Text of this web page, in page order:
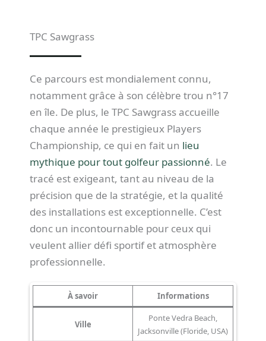
TPC Sawgrass
Ce parcours est mondialement connu,
notamment grâce à son célèbre trou n°17
en île. De plus, le TPC Sawgrass accueille
chaque année le prestigieux Players
Championship, ce qui en fait un lieu
mythique pour tout golfeur passionné. Le
tracé est exigeant, tant au niveau de la
précision que de la stratégie, et la qualité
des installations est exceptionnelle. C’est
donc un incontournable pour ceux qui
veulent allier défi sportif et atmosphère
professionnelle.
À savoir Informations
Ville
Ponte Vedra Beach,
Jacksonville (Floride, USA)